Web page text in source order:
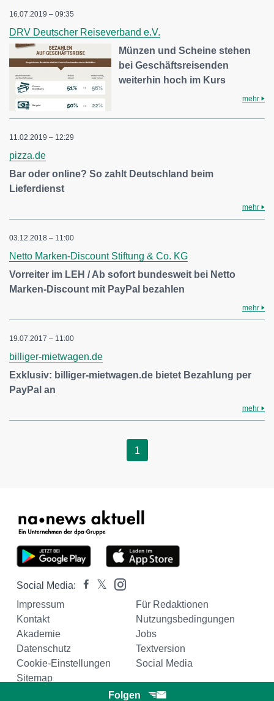
Folgen
16.07.2019 – 09:35
DRV Deutscher Reiseverband e.V.
Münzen und Scheine stehen
bei Geschäftsreisenden
weiterhin hoch im Kurs
mehr
11.02.2019 – 12:29
pizza.de
Bar oder online? So zahlt Deutschland beim
Lieferdienst
mehr
03.12.2018 – 11:00
Netto Marken-Discount Stiftung & Co. KG
Vorreiter im LEH / Ab sofort bundesweit bei Netto
Marken-Discount mit PayPal bezahlen
mehr
19.07.2017 – 11:00
billiger-mietwagen.de
Exklusiv: billiger-mietwagen.de bietet Bezahlung per
PayPal an
mehr
1
Social Media:
Impressum
Für Redaktionen
Kontakt
Nutzungsbedingungen
Akademie
Jobs
Datenschutz
Textversion
Cookie-Einstellungen
Social Media
Sitemap